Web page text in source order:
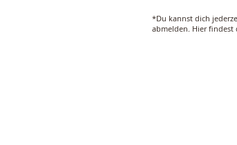
*Du kannst dich
abmelden. Hier findest